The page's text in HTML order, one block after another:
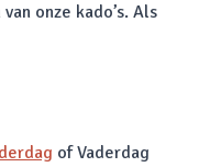
onze kado’s. Als
of Vaderdag